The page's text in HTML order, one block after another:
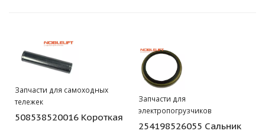
Запчасти для самоходных
тележек
508538520016 Короткая
Запчасти для
электропогрузчиков
254198526055 Сальник